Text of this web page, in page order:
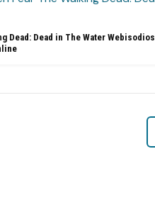
Dead: Dead in The Water Webisodios